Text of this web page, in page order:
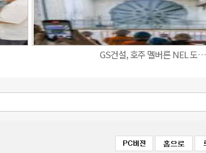
GS건설, 호주 멜버른 NEL 도…